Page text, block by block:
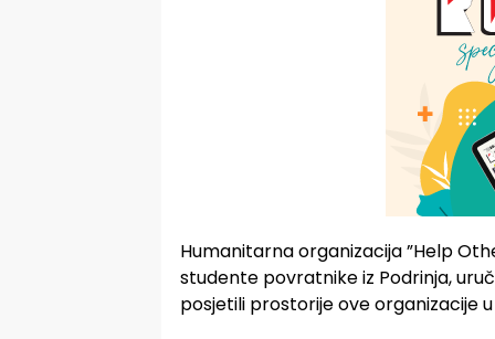
Humanitarna organizacija ”Help
studente povratnike iz Podrinja,
posjetili prostorije ove organizacije